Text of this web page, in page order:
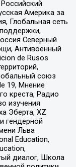
Америка за
Глобальная сеть
Северный
Антивоенный
de Rusos
союз
19, Мнение
креста, Радио
изучения
Эберта, XZ
гендерной
Льва
Education,
диалог, Школа